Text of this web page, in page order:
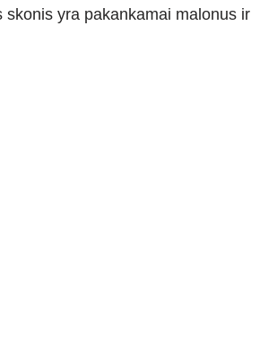
skonis yra pakankamai malonus ir